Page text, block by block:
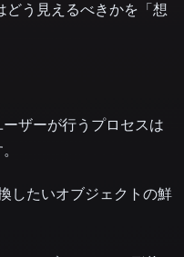
どう見えるべきかを「想
ザーが行うプロセスは
したいオブジェクトの鮮